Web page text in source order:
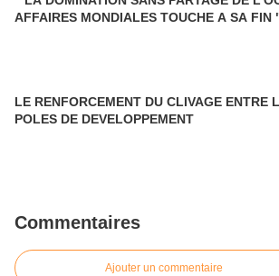
AFFAIRES MONDIALES TOUCHE A SA FIN
LE RENFORCEMENT DU CLIVAGE ENTRE
POLES DE DEVELOPPEMENT
Commentaires
Ajouter un commentaire